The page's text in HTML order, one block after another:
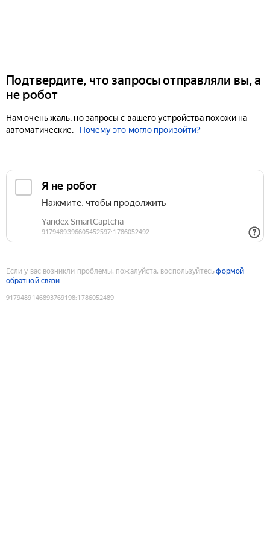
Подтвердите, что запросы отправляли вы, а
не робот
Нам очень жаль, но запросы с вашего устройства похожи на
автоматические.
Почему это могло произойти?
Если у вас возникли проблемы, пожалуйста, воспользуйтесьформой
обратной связи
9179489146893769198:1786052489